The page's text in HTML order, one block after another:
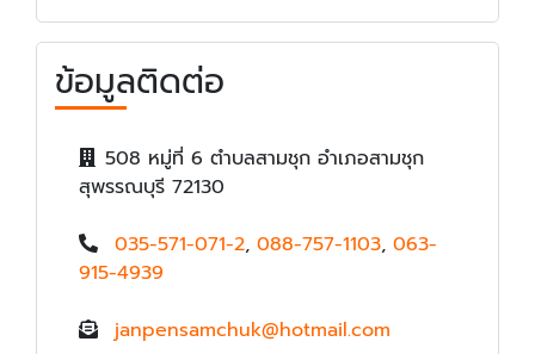
ข้อมูลติดต่อ
508 หมู่ที่ 6 ตำบลสามชุก อำเภอสามชุก
สุพรรณบุรี 72130
035-571-071-2, 088-757-1103, 063-
915-4939
janpensamchuk@hotmail.com